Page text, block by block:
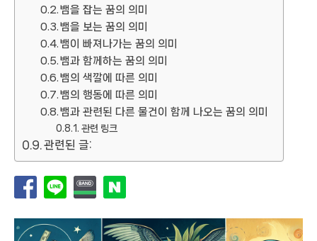
뱀을 잡는 꿈의 의미
뱀을 보는 꿈의 의미
뱀이 빠져나가는 꿈의 의미
뱀과 함께하는 꿈의 의미
뱀의 색깔에 따른 의미
뱀의 행동에 따른 의미
뱀과 관련된 다른 물건이 함께 나오는 꿈의 의미
관련 링크
관련된 글: